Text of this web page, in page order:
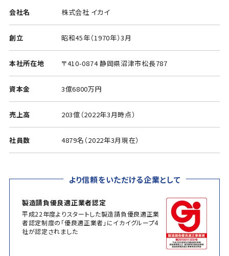
会社名 株式会社 イカイ
創立 昭和45年（1970年）3月
本社所在地 〒410-0874 静岡県沼津市松長787
資本金 3億6800万円
売上高 203億（2022年3月時点）
社員数 4879名（2022年3月現在）
より信頼をいただける企業として
製造請負優良適正業者認定
平成22年度よりスタートした製造請負優良適正業
者認定制度の「優良適正業者」にイカイグループ4
社が認定されました